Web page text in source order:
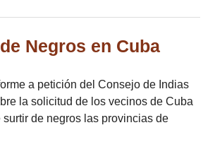
Negros en Cuba
a petición del Consejo de Indias
la solicitud de los vecinos de Cuba
surtir de negros las provincias de